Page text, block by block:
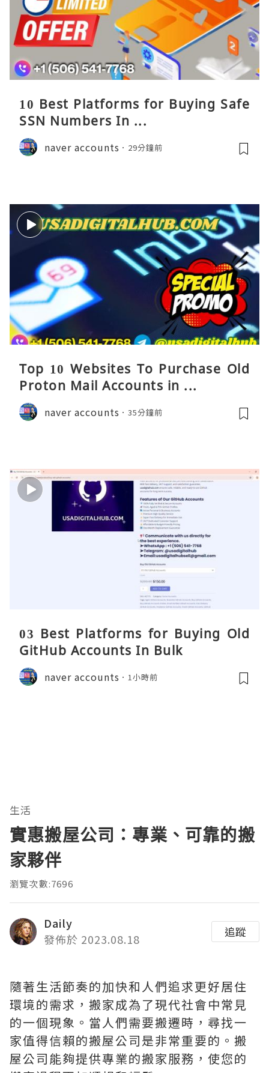
10 Best Platforms for Buying Safe
SSN Numbers In ...
naver accounts 29分鐘前
Top 10 Websites To Purchase Old
Proton Mail Accounts in ...
naver accounts 35分鐘前
03 Best Platforms for Buying Old
GitHub Accounts In Bulk
naver accounts 1小時前
生活
實惠搬屋公司：專業、可靠的搬
家夥伴
瀏覽次數:7696
Daily
發佈於 2023.08.18
追蹤
隨著生活節奏的加快和人們追求更好居住
環境的需求，搬家成為了現代社會中常見
的一個現象。當人們需要搬遷時，尋找一
家值得信賴的搬屋公司是非常重要的。搬
屋公司能夠提供專業的搬家服務，使您的